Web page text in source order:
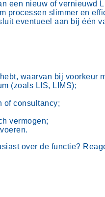
een nieuw of vernieuwd
processen slimmer en
eventueel aan bij één
waarvan bij voorkeur
(zoals LIS, LIMS);
of consultancy;
vermogen;
over de functie?